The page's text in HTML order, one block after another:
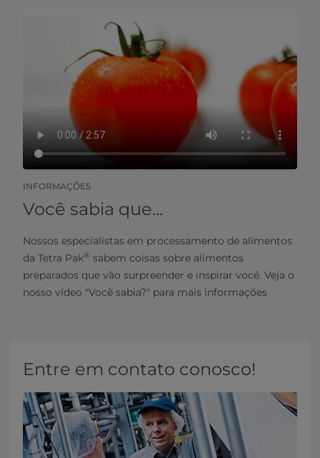
INFORMAÇÕES
Você sabia que...
Nossos especialistas em processamento de alimentos
da Tetra Pak® sabem coisas sobre alimentos
preparados que vão surpreender e inspirar você. Veja o
nosso vídeo "Você sabia?" para mais informações
Entre em contato conosco!